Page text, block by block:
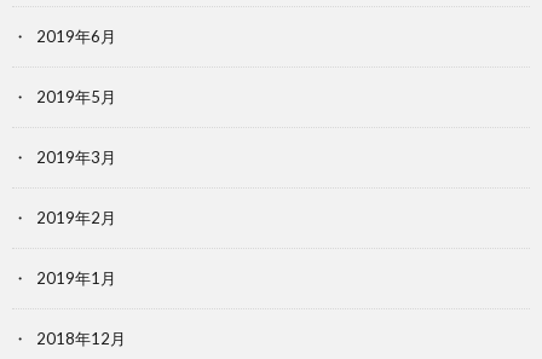
2019年6月
2019年5月
2019年3月
2019年2月
2019年1月
2018年12月